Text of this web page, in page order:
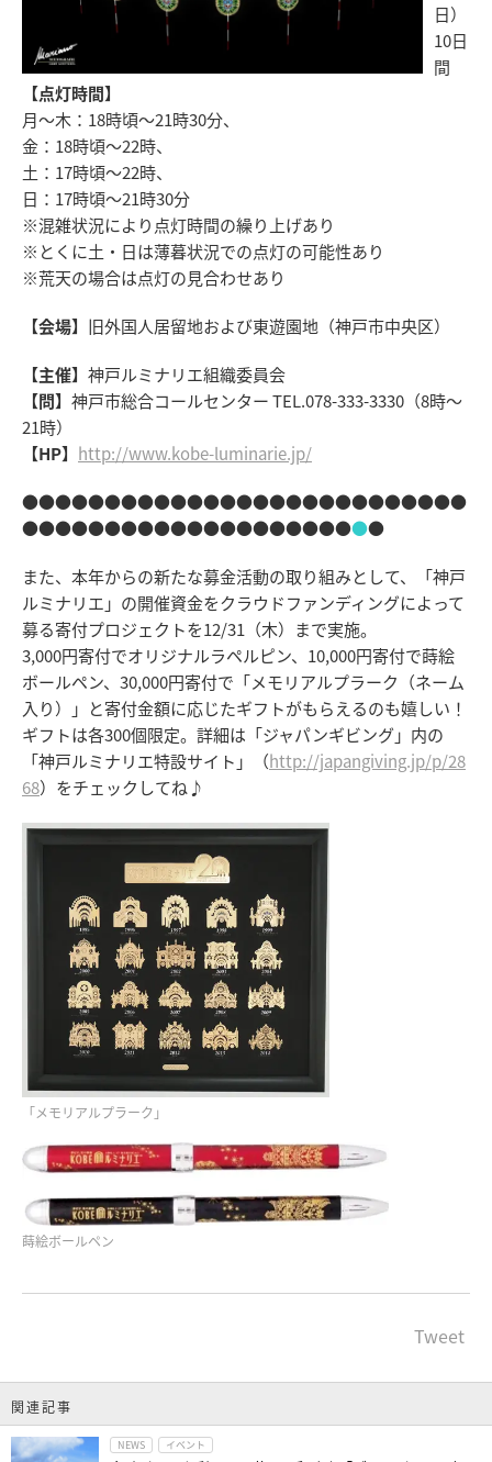
日）
10日
間
【点灯時間】
月～木：18時頃～21時30分、
金：18時頃～22時、
土：17時頃～22時、
日：17時頃～21時30分
※混雑状況により点灯時間の繰り上げあり
※とくに土・日は薄暮状況での点灯の可能性あり
※荒天の場合は点灯の見合わせあり
【会場】 旧外国人居留地および東遊園地（神戸市中央区）
【主催】 神戸ルミナリエ組織委員会
【問】 神戸市総合コールセンター TEL.078-333-3330（8時～
21時）
【HP】 http://www.kobe-luminarie.jp/
●●●●●●●●●●●●●●●●●●●●●●●●●●●
●●●●●●●●●●●●●●●●●●●●●●
また、本年からの新たな募金活動の取り組みとして、「神戸
ルミナリエ」の開催資金をクラウドファンディングによって
募る寄付プロジェクトを12/31（木）まで実施。
3,000円寄付でオリジナルラペルピン、10,000円寄付で蒔絵
ボールペン、30,000円寄付で「メモリアルプラーク（ネーム
入り）」と寄付金額に応じたギフトがもらえるのも嬉しい！
ギフトは各300個限定。詳細は「ジャパンギビング」内の
「神戸ルミナリエ特設サイト」（http://japangiving.jp/p/28
68）をチェックしてね♪
「メモリアルプラーク」
蒔絵ボールペン
Tweet
関連記事
NEWS イベント